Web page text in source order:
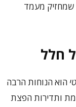
שמחזיק מעמד
חלל
הוא הנוחות הרבה
ותדירות הפצת